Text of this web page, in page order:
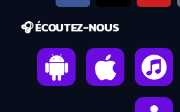
🎧 ÉCOUTEZ-NOUS